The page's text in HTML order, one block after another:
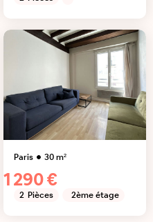
Paris 30m²
1 290 €
2 Pièces 2ème étage